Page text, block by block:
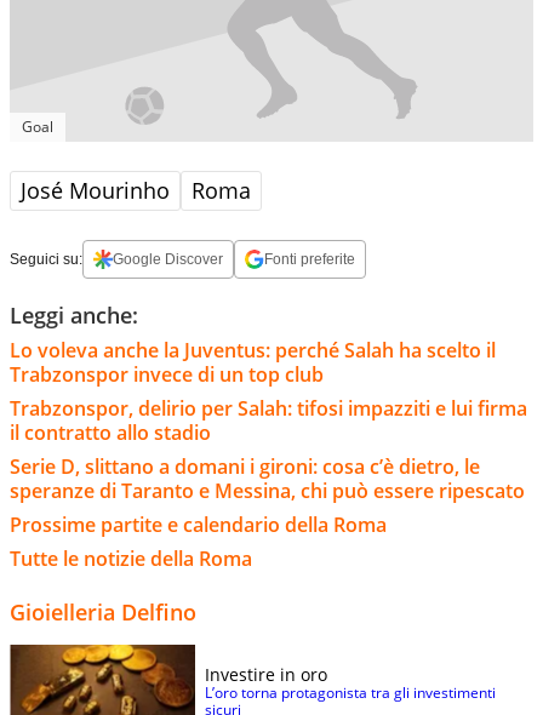
Goal
José Mourinho Roma
Seguici su: Google Discover Fonti preferite
Leggi anche:
Lo voleva anche la Juventus: perché Salah ha scelto il
Trabzonspor invece di un top club
Trabzonspor, delirio per Salah: tifosi impazziti e lui firma
il contratto allo stadio
Serie D, slittano a domani i gironi: cosa c’è dietro, le
speranze di Taranto e Messina, chi può essere ripescato
Prossime partite e calendario della Roma
Tutte le notizie della Roma
Gioielleria Delfino
Investire in oro
L’oro torna protagonista tra gli investimenti
sicuri